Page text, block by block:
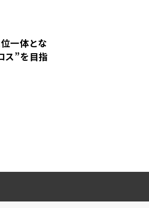
一体とな
ス”を目指